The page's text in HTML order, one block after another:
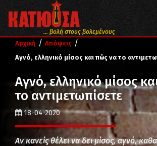
... βολή στους βολεμένους
Αρχική / Απόψεις /
Αγνό, ελληνικό μίσος και πώς να το
Αγνό, ελληνικό μίσος
το αντιμετωπίσετε
18-04-2020
Αν κανείς θέλει να δει μίσος, αγνό,